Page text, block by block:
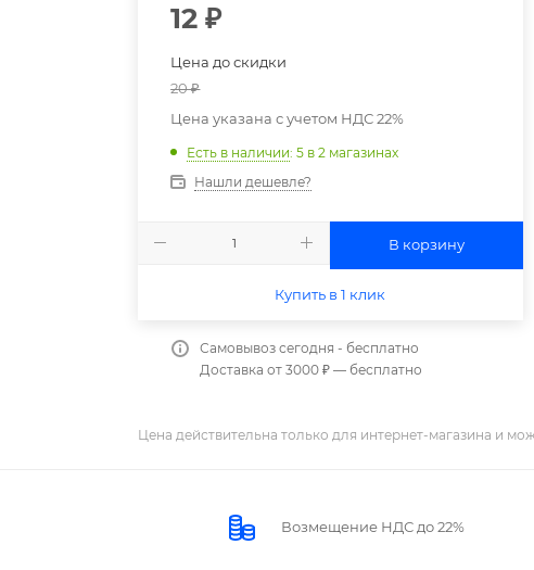
12 ₽
Цена до скидки
20₽
Цена указана с учетом НДС 22%
Есть в наличии: 5 в 2 магазинах
Нашли дешевле?
В корзину
Купить в 1 клик
Самовывоз сегодня - бесплатно
Доставка от 3000 ₽ — бесплатно
Цена действительна только для интернет-магазина и
Возмещение НДС до 22%